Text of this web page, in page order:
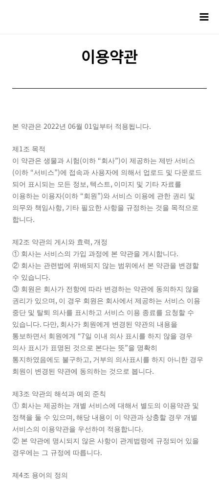
이용약관
본 약관은 2022년 06월 01 일부터 적용됩니다.
제 1 조 목적
이 약관은 생물과 시험 (이하 “회사”)이 제공하는 제반 서비스
(이하 “서비스”)에 접속과 사용자에 의해서 업로드 및 다운로드
되어 표시되는 모든 정보 , 텍스트 , 이미지 및 기타 자료를
이용하는 이용자(이하 “회원 ”)와 서비스 이용에 관한 권리 및
의무와 책임사항, 기타 필요한 사항을 규정하는 것을 목적으로
합니다.
제 2조 약관의 게시와 효력 , 개정
① 회사는 서비스의 가입 과정에 본 약관을 게시합니다.
② 회사는 관련법에 위배되지 않는 범위에서 본 약관을 변경할
수 있습니다.
③ 회원은 회사가 전항에 따라 변경하는 약관에 동의하지 않을
권리가 있으며 , 이 경우 회원은 회사에서 제공하는 서비스 이용
중단 및 탈퇴 의사를 표시하고 서비스 이용 종료를 요청할 수
있습니다. 다만, 회사가 회원에게 변경된 약관의 내용을
통보하면서 회원에게 “7일 이내 의사 표시를 하지 않을 경우
의사 표시가 표명된 것으로 본다는 뜻”을 명확히
통지하였음에도 불구하고 , 거부의 의사표시를 하지 아니한 경우
회원이 변경된 약관에 동의하는 것으로 봅니다.
제 3조 약관의 해석과 예외 준칙
① 회사는 제공하는 개별 서비스에 대해서 별도의 이용약관 및
정책을 둘 수 있으며 , 해당 내용이 이 약관과 상충할 경우 개별
서비스의 이용약관을 우선하여 적용합니다.
② 본 약관에 명시되지 않은 사항이 관계법령에 규정되어 있을
경우에는 그 규정에 따릅니다.
제 4조 용어의 정의